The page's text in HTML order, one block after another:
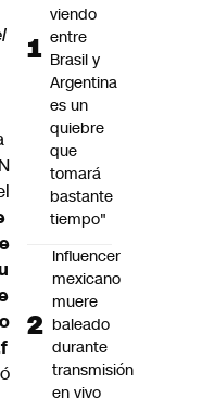
viendo
entre
Brasil y
Argentina
es un
quiebre
que
tomará
bastante
tiempo"
Influencer
mexicano
muere
baleado
durante
transmisión
en vivo